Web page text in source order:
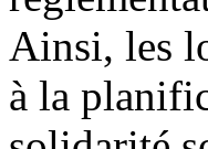
Ainsi, les
à la